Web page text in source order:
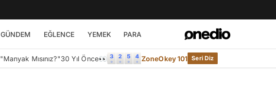
GÜNDEM EĞLENCE YEMEK PARA
"Manyak Mısınız?"30 Yıl Önce👀 ZoneOkey 101 Seri Diz